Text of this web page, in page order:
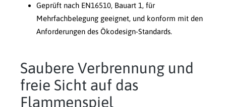
Geprüft nach EN16510, Bauart 1, für
Mehrfachbelegung geeignet, und konform mit den
Anforderungen des Ökodesign-Standards.
Saubere Verbrennung und
freie Sicht auf das
Flammenspiel